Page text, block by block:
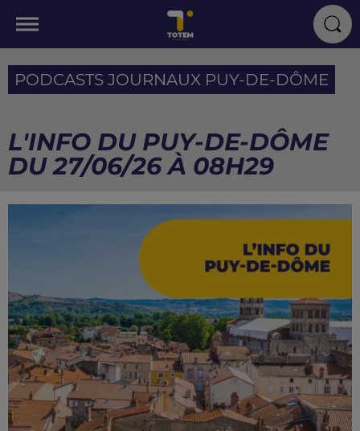
PODCASTS JOURNAUX PUY-DE-DÔME
L'INFO DU PUY-DE-DÔME
DU 27/06/26 À 08H29